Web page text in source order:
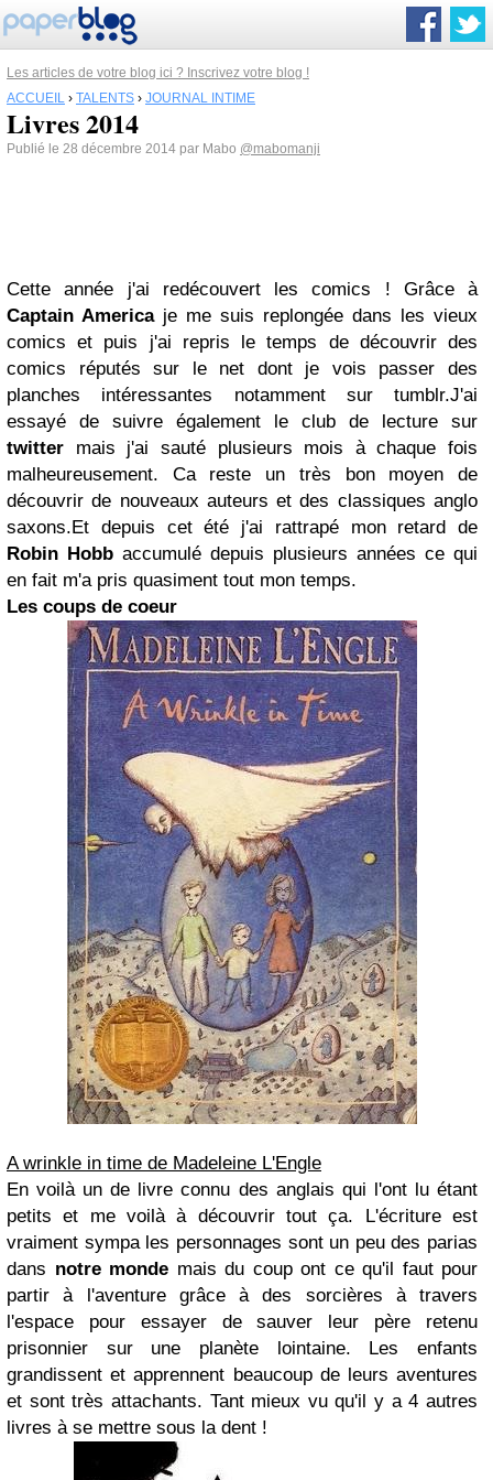
Les articles de votre blog ici ? Inscrivez votre blog !
ACCUEIL › TALENTS › JOURNAL INTIME
Livres 2014
Publié le 28 décembre 2014 par Mabo @mabomanji
Cette année j'ai redécouvert les comics ! Grâce à
Captain Americaje me suis replongée dans les vieux
comics et puis j'ai repris le temps de découvrir des
comics réputés sur le net dont je vois passer des
planches intéressantes notamment sur tumblr.J'ai
essayé de suivre également le club de lecture sur
twitter mais j'ai sauté plusieurs mois à chaque fois
malheureusement. Ca reste un très bon moyen de
découvrir de nouveaux auteurs et des classiques anglo
saxons.Et depuis cet été j'ai rattrapé mon retard de
Robin Hobb accumulé depuis plusieurs années ce qui
en fait m'a pris quasiment tout mon temps.
Les coups de coeur
A wrinkle in time de Madeleine L'Engle
En voilà un de livre connu des anglais qui l'ont lu étant
petits et me voilà à découvrir tout ça. L'écriture est
vraiment sympa les personnages sont un peu des parias
dans notre monde mais du coup ont ce qu'il faut pour
partir à l'aventure grâce à des sorcières à travers
l'espace pour essayer de sauver leur père retenu
prisonnier sur une planète lointaine. Les enfants
grandissent et apprennent beaucoup de leurs aventures
et sont très attachants. Tant mieux vu qu'il y a 4 autres
livres à se mettre sous la dent !